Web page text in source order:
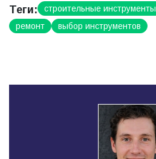
Теги: строительные инструменты
ремонт
выбор инструментов